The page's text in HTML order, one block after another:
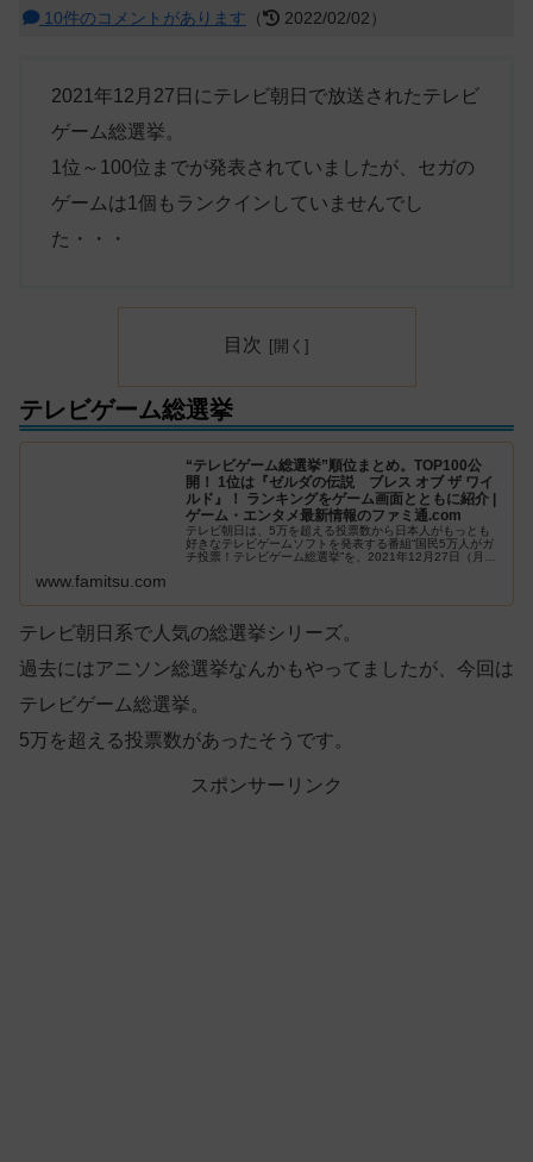
10件のコメントがあります （ 2022/02/02）
2021年12月27日にテレビ朝日で放送されたテレビ
ゲーム総選挙。
1位～100位までが発表されていましたが、セガの
ゲームは1個もランクインしていませんでし
た・・・
目次
テレビゲーム総選挙
“テレビゲーム総選挙”順位まとめ。TOP100公
開！ 1位は『ゼルダの伝説 ブレス オブ ザ ワイ
ルド』！ ランキングをゲーム画面とともに紹介 |
ゲーム・エンタメ最新情報のファミ通.com
テレビ朝日は、5万を超える投票数から日本人がもっとも
好きなテレビゲームソフトを発表する番組“国民5万人がガ
チ投票！テレビゲーム総選挙”を、2021年12月27日（月）
www.famitsu.com
テレビ朝日系で人気の総選挙シリーズ。
過去にはアニソン総選挙なんかもやってましたが、今回は
テレビゲーム総選挙。
5万を超える投票数があったそうです。
スポンサーリンク